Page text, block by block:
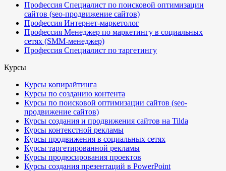
Профессия Специалист по поисковой оптимизации
сайтов (seo-продвижение сайтов)
Профессия Интернет-маркетолог
Профессия Менеджер по маркетингу в социальных
сетях (SMM-менеджер)
Профессия Специалист по таргетингу
Курсы
Курсы копирайтинга
Курсы по созданию контента
Курсы по поисковой оптимизации сайтов (seo-
продвижение сайтов)
Курсы создания и продвижения сайтов на Tilda
Курсы контекстной рекламы
Курсы продвижения в социальных сетях
Курсы таргетированной рекламы
Курсы продюсирования проектов
Курсы создания презентаций в PowerPoint